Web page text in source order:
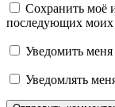
Сохранить моё
последующих моих
Уведомить
Уведомлять